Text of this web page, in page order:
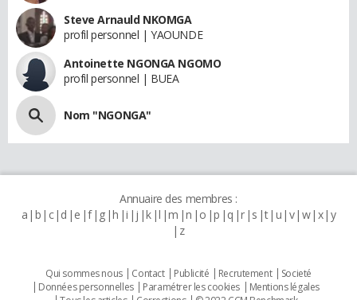
Steve Arnauld NKOMGA
profil personnel | YAOUNDE
Antoinette NGONGA NGOMO
profil personnel | BUEA
Nom "NGONGA"
Annuaire des membres :
a b c d e f g h i j k l m n o p q r s t u v w x y
z
Qui sommes nous Contact Publicité Recrutement
Societé
Données personnelles
Paramétrer les cookies
Mentions légales